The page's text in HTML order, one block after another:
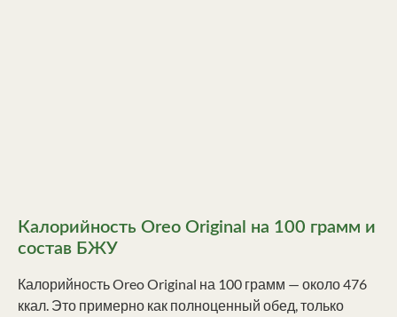
Калорийность Oreo Original на 100 грамм и
состав БЖУ
Калорийность Oreo Original на 100 грамм — около 476
ккал. Это примерно как полноценный обед, только